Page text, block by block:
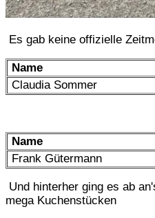
Es gab keine offizielle
Name
Claudia Sommer
Name
Frank Gütermann
Und hinterher ging es ab
mega Kuchenstücken